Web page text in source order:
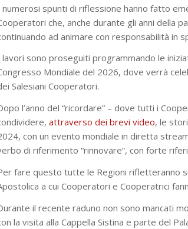
numerosi spunti di riflessione hanno fatto
che, anche durante gli anni della
ad animare con responsabilità in
lavori sono proseguiti programmando le
Mondiale del 2026, dove verrà
Salesiani Cooperatori.
l’anno del “ricordare” – dove tutti i
attraverso dei brevi video, le
con un evento mondiale in diretta
di riferimento “rinnovare”, con forte
fare questo tutte le Regioni rifletteranno
a cui Cooperatori e Cooperatrici
il recente raduno non sono mancati
la visita alla Cappella Sistina e parte del